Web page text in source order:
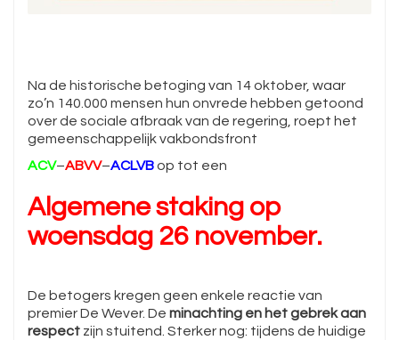
Na de historische betoging van 14 oktober, waar
zo’n 140.000 mensen hun onvrede hebben getoond
over de sociale afbraak van de regering, roept het
gemeenschappelijk vakbondsfront
ACV–ABVV–ACLVBop tot een
Algemene staking op
woensdag 26 november.
De betogers kregen geen enkele reactie van
premier De Wever. De minachting en het gebrek aan
respect zijn stuitend. Sterker nog: tijdens de huidige